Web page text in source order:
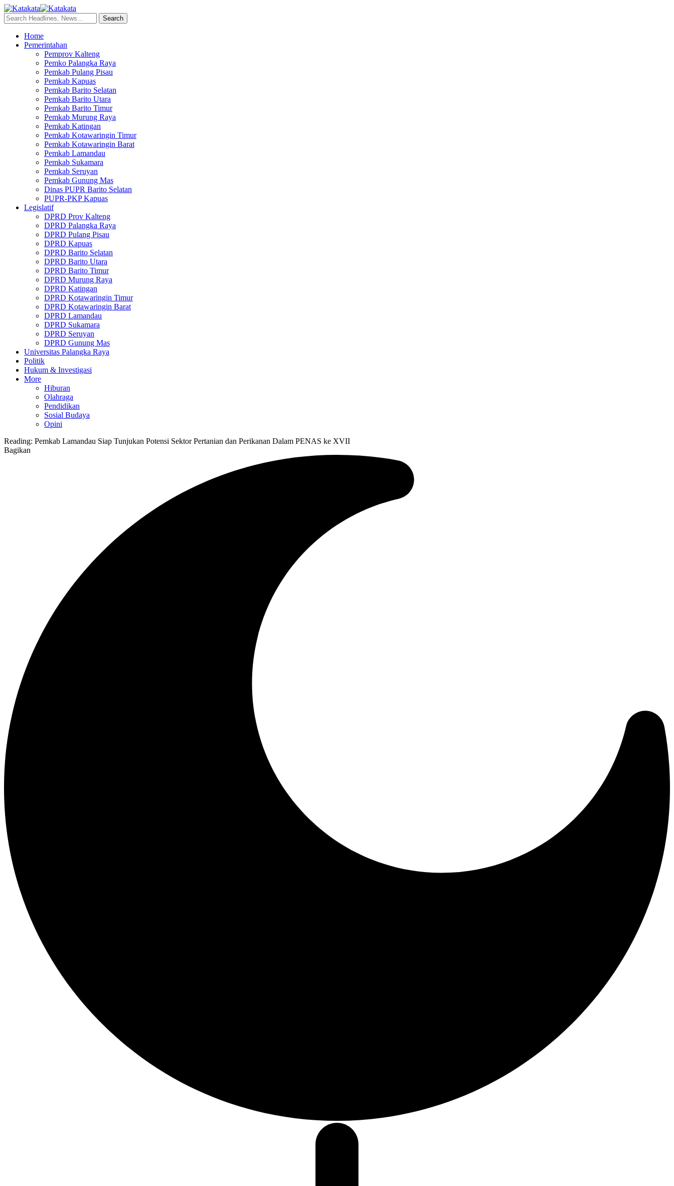
Home
Pemerintahan
Pemprov Kalteng
Pemko Palangka Raya
Pemkab Pulang Pisau
Pemkab Kapuas
Pemkab Barito Selatan
Pemkab Barito Utara
Pemkab Barito Timur
Pemkab Murung Raya
Pemkab Katingan
Pemkab Kotawaringin Timur
Pemkab Kotawaringin Barat
Pemkab Lamandau
Pemkab Sukamara
Pemkab Seruyan
Pemkab Gunung Mas
Dinas PUPR Barito Selatan
PUPR-PKP Kapuas
Legislatif
DPRD Prov Kalteng
DPRD Palangka Raya
DPRD Pulang Pisau
DPRD Kapuas
DPRD Barito Selatan
DPRD Barito Utara
DPRD Barito Timur
DPRD Murung Raya
DPRD Katingan
DPRD Kotawaringin Timur
DPRD Kotawaringin Barat
DPRD Lamandau
DPRD Sukamara
DPRD Seruyan
DPRD Gunung Mas
Universitas Palangka Raya
Politik
Hukum & Investigasi
More
Hiburan
Olahraga
Pendidikan
Sosial Budaya
Opini
Reading: Pemkab Lamandau Siap Tunjukan Potensi Sektor Pertanian dan Perikanan Dalam PENAS ke XVII
Bagikan